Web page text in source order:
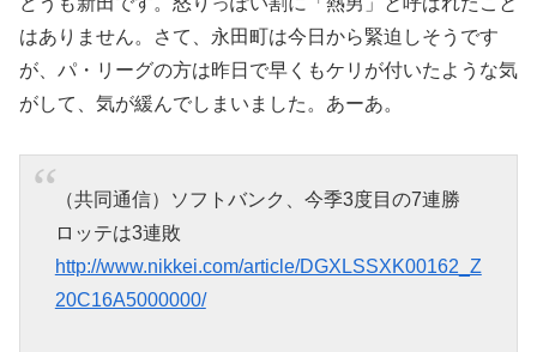
はありません。さて、永田町は今日から緊迫しそうです
が、パ・リーグの方は昨日で早くもケリが付いたような気
がして、気が緩んでしまいました。あーあ。
（共同通信）ソフトバンク、今季3度目の7連勝
ロッテは3連敗
http://www.nikkei.com/article/DGXLSSXK00162_Z
20C16A5000000/